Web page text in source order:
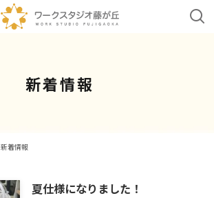
新着情報
新着情報
夏仕様になりました！